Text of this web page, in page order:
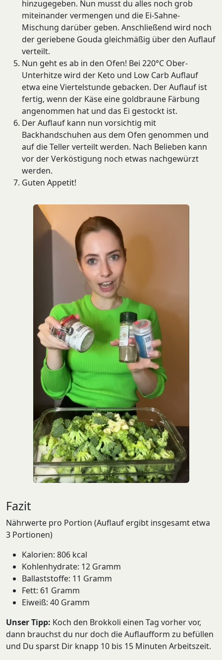
hinzugegeben. Nun musst du alles noch grob
miteinander vermengen und die Ei-Sahne-
Mischung darüber geben. Anschließend wird noch
der geriebene Gouda gleichmäßig über den Auflauf
verteilt.
Nun geht es ab in den Ofen! Bei 220°C Ober-
Unterhitze wird der Keto und Low Carb Auflauf
etwa eine Viertelstunde gebacken. Der Auflauf ist
fertig, wenn der Käse eine goldbraune Färbung
angenommen hat und das Ei gestockt ist.
Der Auflauf kann nun vorsichtig mit
Backhandschuhen aus dem Ofen genommen und
auf die Teller verteilt werden. Nach Belieben kann
vor der Verköstigung noch etwas nachgewürzt
werden.
Guten Appetit!
Fazit
Nährwerte pro Portion (Auflauf ergibt insgesamt etwa
3 Portionen)
Kalorien: 806 kcal
Kohlenhydrate: 12 Gramm
Ballaststoffe: 11 Gramm
Fett: 61 Gramm
Eiweiß: 40 Gramm
Unser Tipp: Koch den Brokkoli einen Tag vorher vor,
dann brauchst du nur doch die Auflaufform zu befüllen
und Du sparst Dir knapp 10 bis 15 Minuten Arbeitszeit.